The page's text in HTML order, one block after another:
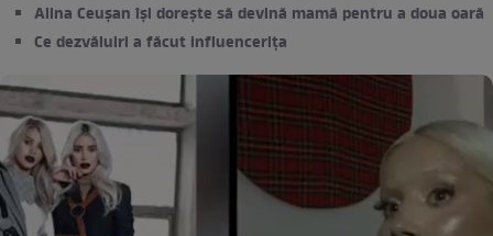
Alina Ceușan își dorește să devină mamă pentru a doua oară
Ce dezvăluiri a făcut influencerița